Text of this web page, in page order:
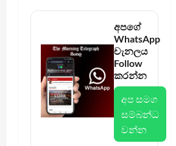
අපගේ
WhatsApp
චැනලය
Follow
කරන්න
අප සමග
සම්බන්ධ
වන්න